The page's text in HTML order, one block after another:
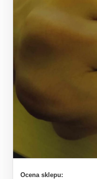
Ocena sklepu: